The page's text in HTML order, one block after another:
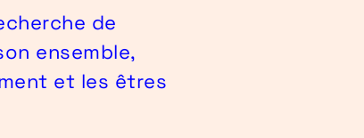
de
ensemble,
et les êtres